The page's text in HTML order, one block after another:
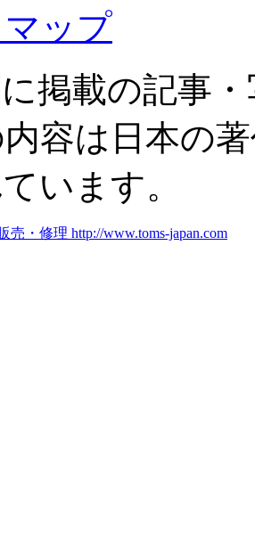
ップ
掲載の記事
容は日本の
います。
売・修理 http://www.toms-japan.com